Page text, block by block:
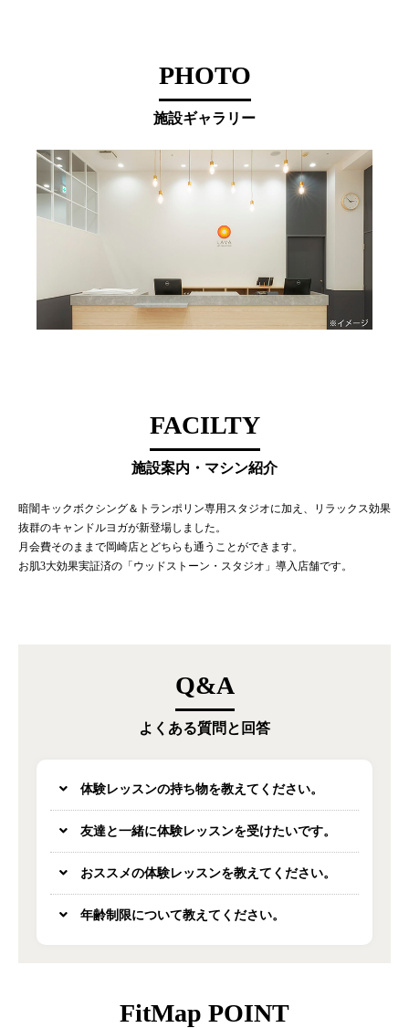
PHOTO
施設ギャラリー
FACILTY
施設案内・マシン紹介
暗闇キックボクシング＆トランポリン専用スタジオに加え、リラックス効果
抜群のキャンドルヨガが新登場しました。
月会費そのままで岡崎店とどちらも通うことができます。
お肌3大効果実証済の「ウッドストーン・スタジオ」導入店舗です。
Q&A
よくある質問と回答
体験レッスンの持ち物を教えてください。
友達と一緒に体験レッスンを受けたいです。
おススメの体験レッスンを教えてください。
年齢制限について教えてください。
FitMap POINT